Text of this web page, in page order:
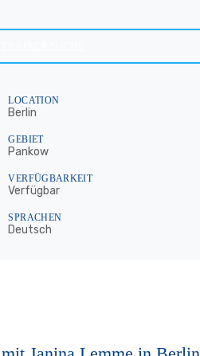
LOCATION
Berlin
GEBIET
Pankow
VERFÜGBARKEIT
Verfügbar
SPRACHEN
Deutsch